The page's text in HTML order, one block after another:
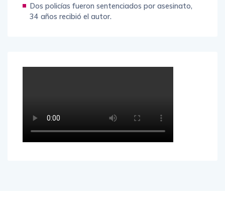
Dos policías fueron sentenciados por asesinato,
34 años recibió el autor.